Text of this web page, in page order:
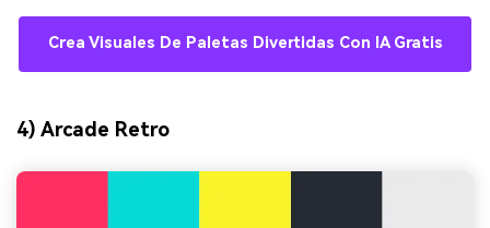
Crea Visuales De Paletas Divertidas Con IA Gratis
4) Arcade Retro